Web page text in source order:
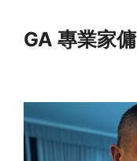
contentGA 專業家傭